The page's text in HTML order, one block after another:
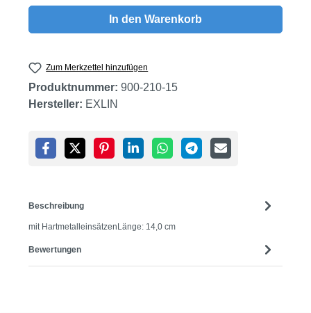
In den Warenkorb
Zum Merkzettel hinzufügen
Produktnummer: 900-210-15
Hersteller: EXLIN
Beschreibung
mit HartmetalleinsätzenLänge: 14,0 cm
Bewertungen